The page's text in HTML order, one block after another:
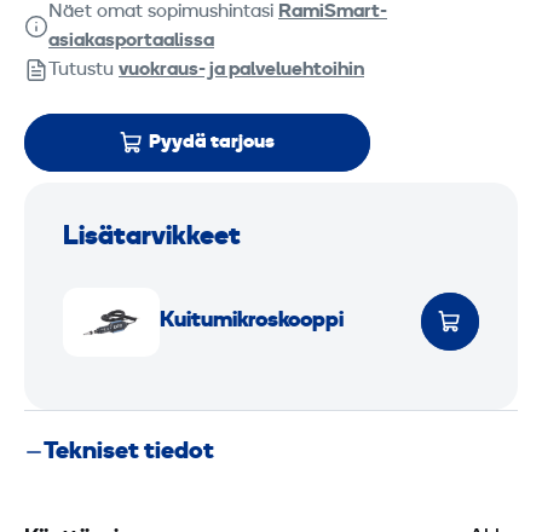
Näet omat sopimushintasi RamiSmart-
asiakasportaalissa
Tutustu vuokraus- ja palveluehtoihin
Pyydä tarjous
Lisätarvikkeet
u
­
Kuitu­mikroskooppi
Tekniset tiedot